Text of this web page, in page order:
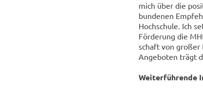
mich über die
bun­de­nen
Hoch­schu­le. Ich
För­de­rung die
schaft von
An­ge­bo­ten trägt
Wei­ter­füh­ren­de